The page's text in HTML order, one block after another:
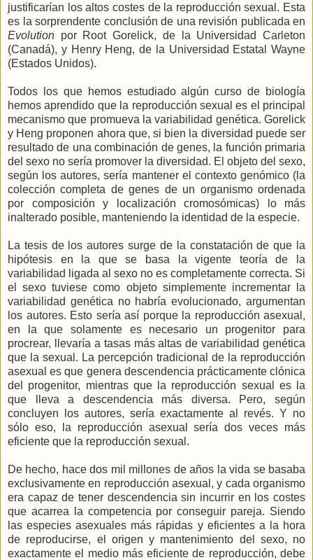
justificarían los altos costes de la reproducción sexual. Esta
es la sorprendente conclusión de una revisión publicada en
Evolution por Root Gorelick, de la Universidad Carleton
(Canadá), y Henry Heng, de la Universidad Estatal Wayne
(Estados Unidos).
Todos los que hemos estudiado algún curso de biología
hemos aprendido que la reproducción sexual es el principal
mecanismo que promueva la variabilidad genética. Gorelick
y Heng proponen ahora que, si bien la diversidad puede ser
resultado de una combinación de genes, la función primaria
del sexo no sería promover la diversidad. El objeto del sexo,
según los autores, sería mantener el contexto genómico (la
colección completa de genes de un organismo ordenada
por composición y localización cromosómicas) lo más
inalterado posible, manteniendo la identidad de la especie.
La tesis de los autores surge de la constatación de que la
hipótesis en la que se basa la vigente teoría de la
variabilidad ligada al sexo no es completamente correcta. Si
el sexo tuviese como objeto simplemente incrementar la
variabilidad genética no habría evolucionado, argumentan
los autores. Esto sería así porque la reproducción asexual,
en la que solamente es necesario un progenitor para
procrear, llevaría a tasas más altas de variabilidad genética
que la sexual. La percepción tradicional de la reproducción
asexual es que genera descendencia prácticamente clónica
del progenitor, mientras que la reproducción sexual es la
que lleva a descendencia más diversa. Pero, según
concluyen los autores, sería exactamente al revés. Y no
sólo eso, la reproducción asexual sería dos veces más
eficiente que la reproducción sexual.
De hecho, hace dos mil millones de años la vida se basaba
exclusivamente en reproducción asexual, y cada organismo
era capaz de tener descendencia sin incurrir en los costes
que acarrea la competencia por conseguir pareja. Siendo
las especies asexuales más rápidas y eficientes a la hora
de reproducirse, el origen y mantenimiento del sexo, no
exactamente el medio más eficiente de reproducción, debe